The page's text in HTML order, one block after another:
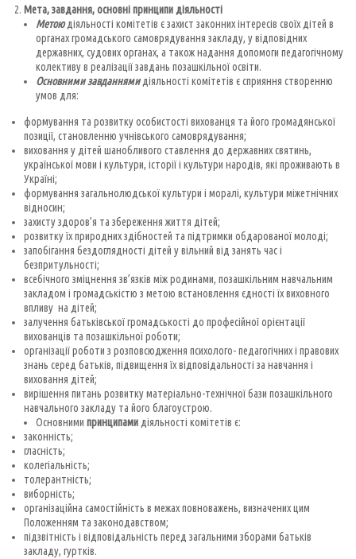
Мета, завдання, основні принципи діяльності
Метоюдіяльності комітетів є захист законних інтересів своїх дітей в
органах громадського самоврядування закладу, у відповідних
державних, судових органах, а також надання допомоги педагогічному
колективу в реалізації завдань позашкільної освіти.
Основними завданнямидіяльності комітетів є сприяння створенню
умов для:
формування та розвитку особистості вихованця та його громадянської
позиції, становленню учнівського самоврядування;
виховання у дітей шанобливого ставлення до державних святинь,
української мови і культури, історії і культури народів, які проживають в
Україні;
формування загальнолюдської культури і моралі, культури міжетнічних
відносин;
захисту здоров’я та збереження життя дітей;
розвитку їх природних здібностей та підтримки обдарованої молоді;
запобігання бездоглядності дітей у вільний від занять час і
безпритульності;
всебічного зміцнення зв’язків між родинами, позашкільним навчальним
закладом і громадськістю з метою встановлення єдності їх виховного
впливу на дітей;
залучення батьківської громадськості до професійної орієнтації
вихованців та позашкільної роботи;
організації роботи з розповсюдження психолого- педагогічних і правових
знань серед батьків, підвищення їх відповідальності за навчання і
виховання дітей;
вирішення питань розвитку матеріально-технічної бази позашкільного
навчального закладу та його благоустрою.
Основними принципамидіяльності комітетів є:
законність;
гласність;
колегіальність;
толерантність;
виборність;
організаційна самостійність в межах повноважень, визначених цим
Положенням та законодавством;
підзвітність і відповідальність перед загальними зборами батьків
закладу, гуртків.